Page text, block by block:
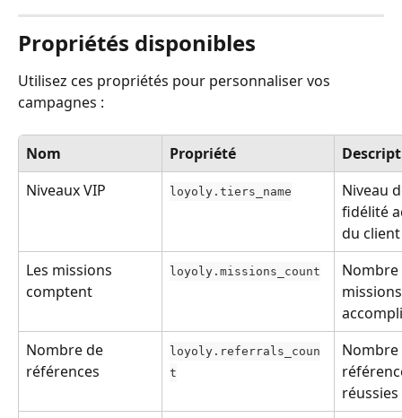
Propriétés disponibles
Utilisez ces propriétés pour personnaliser vos
campagnes :
Nom Propriété
Niveaux VIP
loyoly.tiers_name
Niveau
fidélité
du client
Les missions
comptent
loyoly.missions_count
Nombre de
références
loyoly.referrals_coun
t
réussies